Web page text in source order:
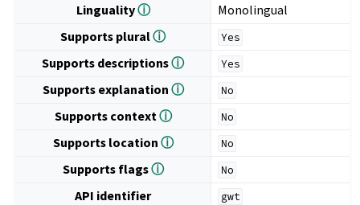
Lingualityⓘ
Monolingual
Supports pluralⓘ Yes
Supports descriptionsⓘ Yes
Supports explanationⓘ No
Supports contextⓘ No
Supports locationⓘ No
Supports flagsⓘ No
API identifier gwt